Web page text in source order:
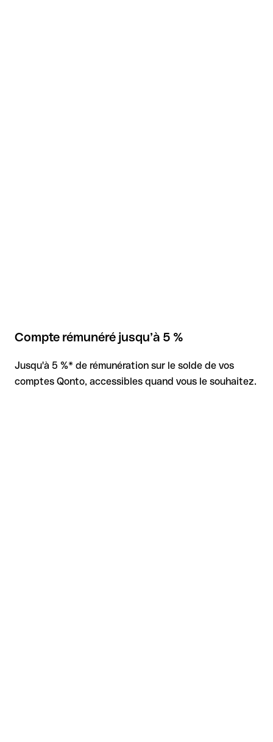
Compte rémunéré jusqu’à 5 %
Jusqu'à 5 %* de rémunération sur le solde de vos
comptes Qonto, accessibles quand vous le souhaitez.